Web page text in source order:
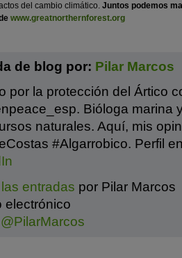
del cambio climático. Juntos podemos
www.greatnorthernforest.org
de blog por: Pilar Marcos
por la protección del Ártico
Bióloga marina
naturales. Aquí, mis
#Algarrobico. Perfil
entradas por Pilar Marcos
electrónico